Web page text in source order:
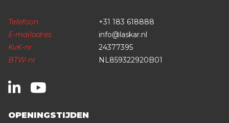
Telefoon
+31 183 618888
E-mailadres
info@laskar.nl
KvK-nr
24377395
BTW-nr
NL859322920B01
OPENINGSTIJDEN